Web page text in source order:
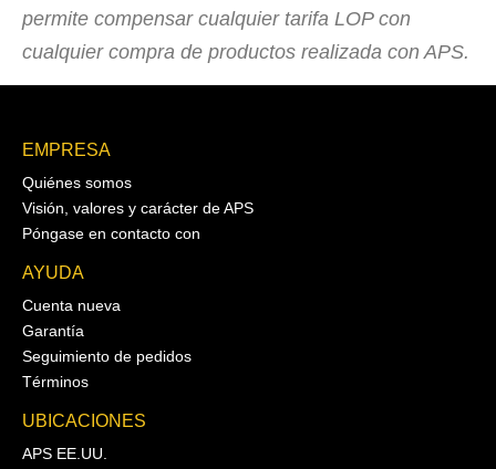
permite compensar cualquier tarifa LOP con
cualquier compra de productos realizada con APS.
EMPRESA
Quiénes somos
Visión, valores y carácter de APS
Póngase en contacto con
AYUDA
Cuenta nueva
Garantía
Seguimiento de pedidos
Términos
UBICACIONES
APS EE.UU.